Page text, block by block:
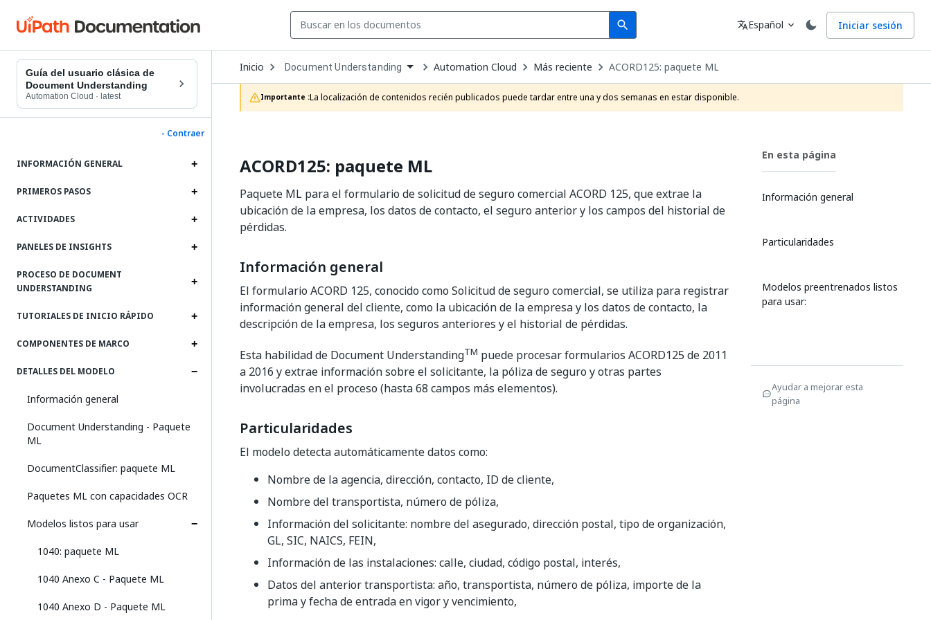
search
Search Idioma
translateEspañol expand_more Iniciar sesión
Guía del usuario clásica de
Document Understanding
Automation Cloud · latest
- Contraer
INFORMACIÓN GENERAL
PRIMEROS PASOS
ACTIVIDADES
PANELES DE INSIGHTS
PROCESO DE DOCUMENT
UNDERSTANDING
TUTORIALES DE INICIO RÁPIDO
COMPONENTES DE MARCO
DETALLES DEL MODELO
Información general
Document Understanding - Paquete
ML
DocumentClassifier: paquete ML
Paquetes ML con capacidades OCR
Modelos listos para usar
1040: paquete ML
1040 Anexo C - Paquete ML
1040 Anexo D - Paquete ML
Inicio Open
Dropdown
to
choose
product
Document Understanding Automation Cloud Más reciente ACORD125: paquete ML
Importante :La localización de contenidos recién publicados puede tardar entre una y dos semanas en estar disponible.
ACORD125: paquete ML
Paquete ML para el formulario de solicitud de seguro comercial ACORD 125, que extrae la
ubicación de la empresa, los datos de contacto, el seguro anterior y los campos del historial de
pérdidas.
Información general
El formulario ACORD 125, conocido como Solicitud de seguro comercial, se utiliza para registrar
información general del cliente, como la ubicación de la empresa y los datos de contacto, la
descripción de la empresa, los seguros anteriores y el historial de pérdidas.
Esta habilidad de Document UnderstandingTM puede procesar formularios ACORD125 de 2011
a 2016 y extrae información sobre el solicitante, la póliza de seguro y otras partes
involucradas en el proceso (hasta 68 campos más elementos).
Particularidades
El modelo detecta automáticamente datos como:
Nombre de la agencia, dirección, contacto, ID de cliente,
Nombre del transportista, número de póliza,
Información del solicitante: nombre del asegurado, dirección postal, tipo de organización,
GL, SIC, NAICS, FEIN,
Información de las instalaciones: calle, ciudad, código postal, interés,
Datos del anterior transportista: año, transportista, número de póliza, importe de la
prima y fecha de entrada en vigor y vencimiento,
En esta página
Información general
Particularidades
Modelos preentrenados listos
para usar:
Ayudar a mejorar esta
página